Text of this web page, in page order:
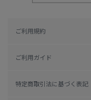
ご利用規約
ご利用ガイド
特定商取引法に基づく表記